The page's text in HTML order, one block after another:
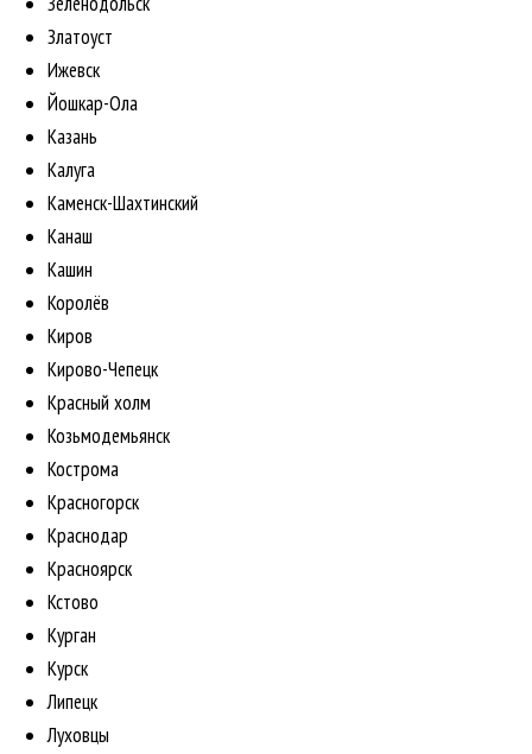
Златоуст
Ижевск
Йошкар-Ола
Казань
Калуга
Каменск-Шахтинский
Канаш
Кашин
Королёв
Киров
Кирово-Чепецк
Красный холм
Козьмодемьянск
Кострома
Красногорск
Краснодар
Красноярск
Кстово
Курган
Курск
Липецк
Луховцы